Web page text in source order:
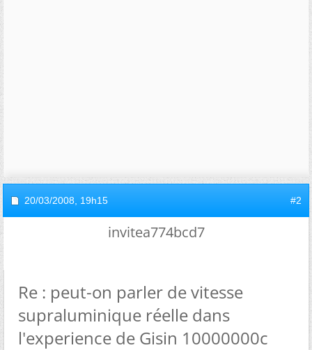
20/03/2008, 19h15 #2
invitea774bcd7
Re : peut-on parler de vitesse
supraluminique réelle dans
l'experience de Gisin 10000000c